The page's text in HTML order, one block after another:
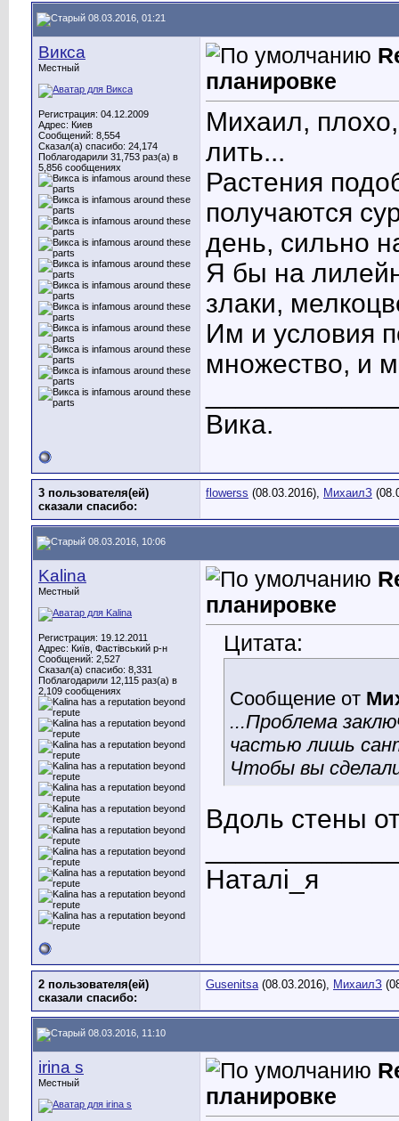
08.03.2016, 01:21
Викса
Местный
Регистрация: 04.12.2009
Адрес: Киев
Сообщений: 8,554
Сказал(а) спасибо: 24,174
Поблагодарили 31,753 раз(а) в
5,856 сообщениях
планировке
Михаил,
лить...
Растения
получаются
день, сильно
Я бы на
злаки,
Им и условия
множество, и
Вика.
3 пользователя(ей)
сказали cпасибо:
flowerss (08.03.2016), МихаилЗ
08.03.2016, 10:06
Kalina
Местный
Регистрация: 19.12.2011
Адрес: Київ, Фастівський р-н
Сообщений: 2,527
Сказал(а) спасибо: 8,331
Поблагодарили 12,115 раз(а) в
2,109 сообщениях
планировке
Цитата:
Сообщение от
...Проблема
частью лишь
Чтобы вы
Вдоль стены
Наталі_я
2 пользователя(ей)
сказали cпасибо:
Gusenitsa(08.03.2016), МихаилЗ
08.03.2016, 11:10
irina s
Местный
планировке